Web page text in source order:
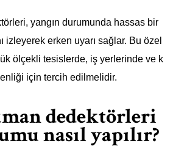
yangın durumunda hassas bir
izleyerek erken uyarı sağlar. Bu özel
ölçekli tesislerde, iş yerlerinde ve k
için tercih edilmelidir.
dedektörleri
nasıl yapılır?